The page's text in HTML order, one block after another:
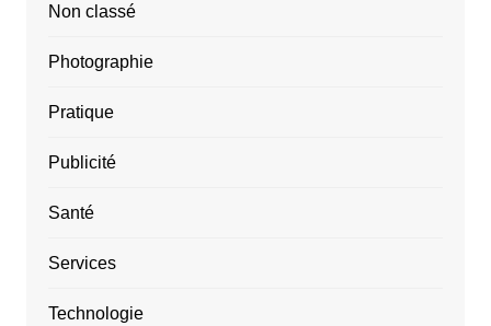
Non classé
Photographie
Pratique
Publicité
Santé
Services
Technologie